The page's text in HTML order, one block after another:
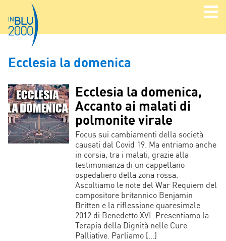
Ecclesia la domenica
Ecclesia la domenica,
Accanto ai malati di
polmonite virale
Focus sui cambiamenti della società
causati dal Covid 19. Ma entriamo anche
in corsia, tra i malati, grazie alla
testimonianza di un cappellano
ospedaliero della zona rossa.
Ascoltiamo le note del War Requiem del
compositore britannico Benjamin
Britten e la riflessione quaresimale
2012 di Benedetto XVI. Presentiamo la
Terapia della Dignità nelle Cure
Palliative. Parliamo […]